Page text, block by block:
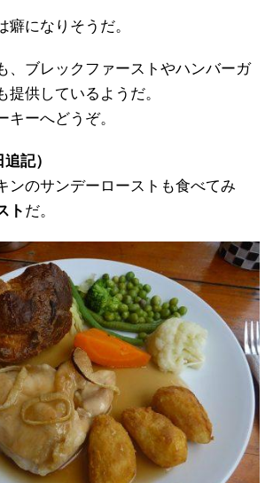
癖になりそうだ。
、ブレックファーストやハンバーガ
提供しているようだ。
キーへどうぞ。
記）
ンのサンデーローストも食べてみ
ト だ。